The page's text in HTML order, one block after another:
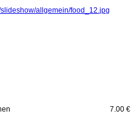
allgemein/food_12.jpg
7.00 €